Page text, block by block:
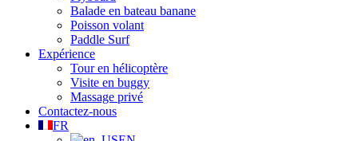
Balade en bateau banane
Poisson volant
Paddle Surf
Expérience
Tour en hélicoptère
Visite en buggy
Massage privé
Contactez-nous
FR